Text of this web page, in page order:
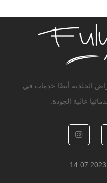
الجلدية أيضًا خدمات في
عالية الجودة.
14.07.2023